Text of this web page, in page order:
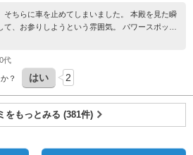
そちらに車を止めてしまいました。 本殿を見た瞬
、お参りしようという雰囲気。 パワースポット
代
？ はい 2
をもっとみる (381件)